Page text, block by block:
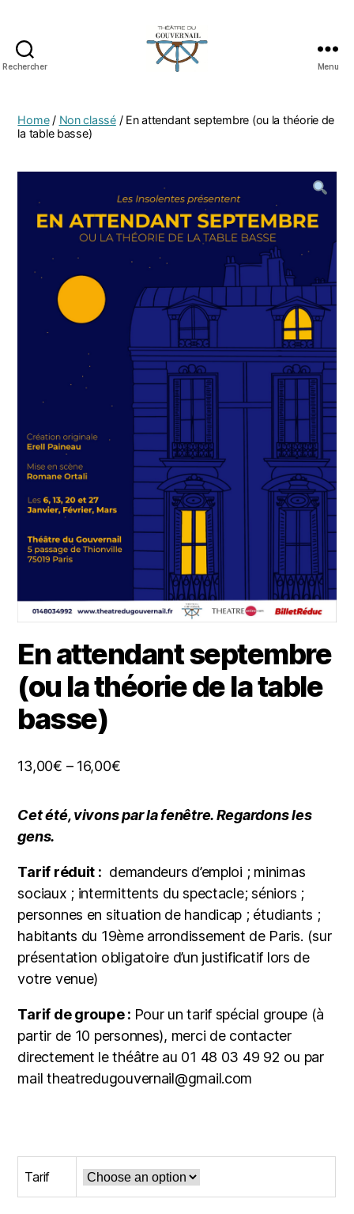
Rechercher Menu
Home/ Non classé/ En attendant septembre (ou la théorie de
la table basse)
En attendant septembre
(ou la théorie de la table
basse)
13,00€ – 16,00€
Cet été, vivons par la fenêtre. Regardons les
gens.
Tarif réduit : demandeurs d’emploi ; minimas
sociaux ; intermittents du spectacle; séniors ;
personnes en situation de handicap ; étudiants ;
habitants du 19ème arrondissement de Paris. (sur
présentation obligatoire d’un justificatif lors de
votre venue)
Tarif de groupe : Pour un tarif spécial groupe (à
partir de 10 personnes), merci de contacter
directement le théâtre au 01 48 03 49 92 ou par
mail theatredugouvernail@gmail.com
Tarif